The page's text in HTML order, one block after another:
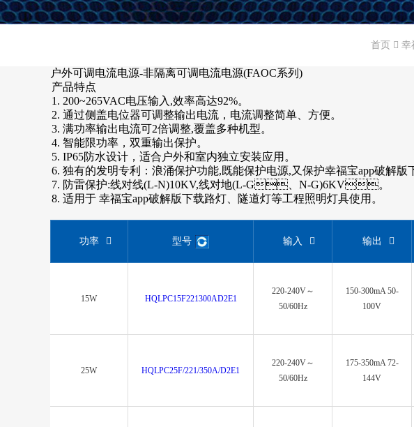
首页 幸
户外可调电流电源-非隔离可调电流电源(FAOC系列)
产品特点
1. 200~265VAC电压输入,效率高达92%。
2. 通过侧盖电位器可调整输出电流，电流调整简单、方便。
3. 满功率输出电流可2倍调整,覆盖多种机型。
4. 智能限功率，双重输出保护。
5. IP65防水设计，适合户外和室内独立安装应用。
6. 独有的发明专利：浪涌保护功能,既能保护电源,又保护幸福宝app破解版下载
7. 防雷保护:线对线(L-N)10KV,线对地(L-G、N-G)6KV。
8. 适用于 幸福宝app破解版下载路灯、隧道灯等工程照明灯具使用。
功率 型号 输入 输出
15W HQLPC15F221300AD2E1
220-240V～
50/60Hz
150-300mA 50-
100V
25W HQLPC25F/221/350A/D2E1
220-240V～
50/60Hz
175-350mA 72-
144V